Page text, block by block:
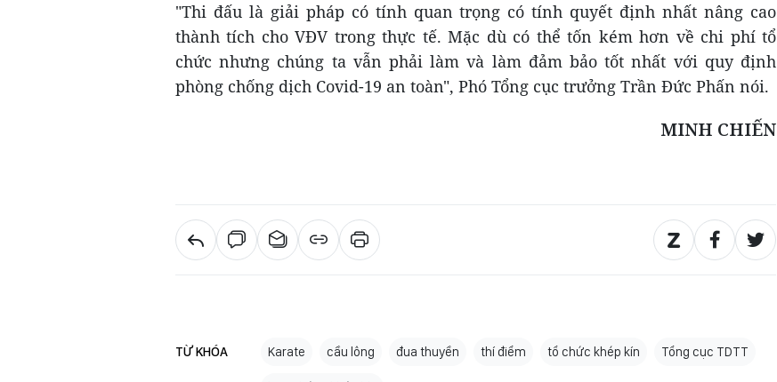
"Thi đấu là giải pháp có tính quan trọng có tính quyết định nhất nâng cao
thành tích cho VĐV trong thực tế. Mặc dù có thể tốn kém hơn về chi phí tổ
chức nhưng chúng ta vẫn phải làm và làm đảm bảo tốt nhất với quy định
phòng chống dịch Covid-19 an toàn", Phó Tổng cục trưởng Trần Đức Phấn nói.
MINH CHIẾN
TỪ KHÓA Karate cầu lông đua thuyền thí điểm tổ chức khép kín Tổng cục TDTT